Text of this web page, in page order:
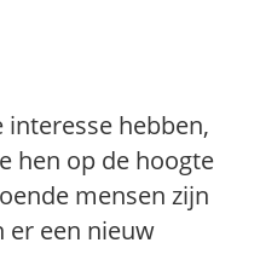
interesse hebben,
hen op de hoogte
mensen zijn
er een nieuw